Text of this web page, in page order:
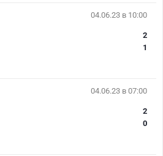
04.06.23 в 10:00
2
1
04.06.23 в 07:00
2
0